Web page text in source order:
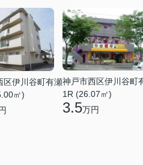
区伊川谷町有瀬
㎡)
神戸市西区伊川谷町
1R (26.07㎡)
3.5万円